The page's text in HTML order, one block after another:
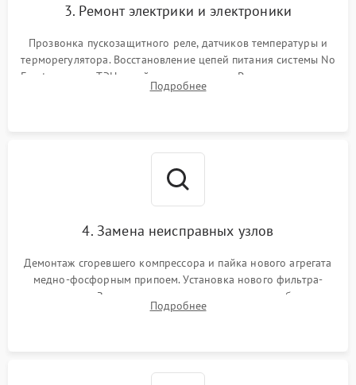
3. Ремонт электрики и электроники
Прозвонка пускозащитного реле, датчиков температуры и
терморегулятора. Восстановление цепей питания системы No
Frost, включая ТЭН оттайки и вентилятор. Ремонт или замена
платы управления при сбоях алгоритмов.
Подробнее
4. Замена неисправных узлов
Демонтаж сгоревшего компрессора и пайка нового агрегата
медно-фосфорным припоем. Установка нового фильтра-
осушителя. Замена изношенных вентиляторов обдува,
сломанных заслонок или поврежденных дверных петель.
Подробнее